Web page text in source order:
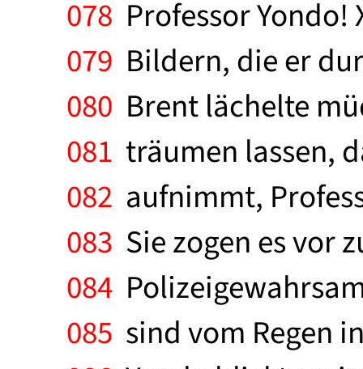
078 Professor Yondo!
079 Bildern, die er
080 Brent lächelte
081 träumen lassen,
082 aufnimmt,
083 Sie zogen es vor
084
085 sind vom Regen